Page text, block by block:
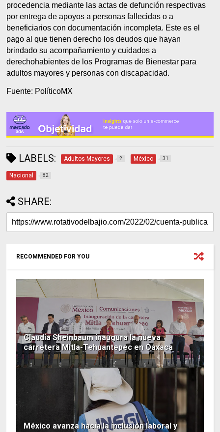
procedencia mediante las actas de defunción respectivas
por entrega de apoyos a personas fallecidas o a
beneficiarios con documentación incompleta. Este es el
pago al que tienen derecho los deudos que hayan
brindado su acompañamiento y cuidados a
derechohabientes de los Programas de Bienestar para
adultos mayores y personas con discapacidad.
Fuente: PolíticoMX
LABELS: Adultos Mayores 2 México 31
Nacional 82
SHARE:
RECOMMENDED FOR YOU
Claudia Sheinbaum inaugura la nueva
carretera Mitla-Tehuantepec en Oaxaca
México avanza hacia la inclusión laboral y